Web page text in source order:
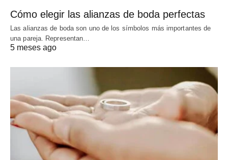
Cómo elegir las alianzas de boda perfectas
Las alianzas de boda son uno de los símbolos más importantes de
una pareja. Representan…
5 meses ago